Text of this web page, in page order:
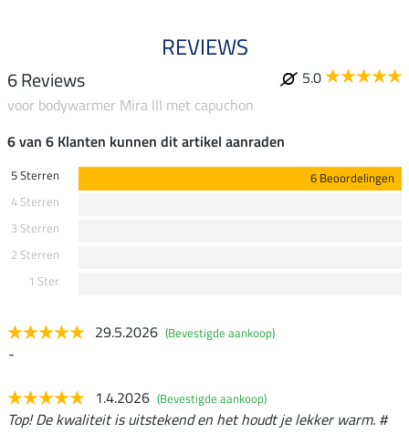
REVIEWS
6 Reviews
5.0
voor bodywarmer Mira III met capuchon
6 van 6 Klanten kunnen dit artikel aanraden
5 Sterren
6 Beoordelingen
4 Sterren
3 Sterren
2 Sterren
1 Ster
29.5.2026 (Bevestigde aankoop)
-
1.4.2026 (Bevestigde aankoop)
Top! De kwaliteit is uitstekend en het houdt je lekker warm. #